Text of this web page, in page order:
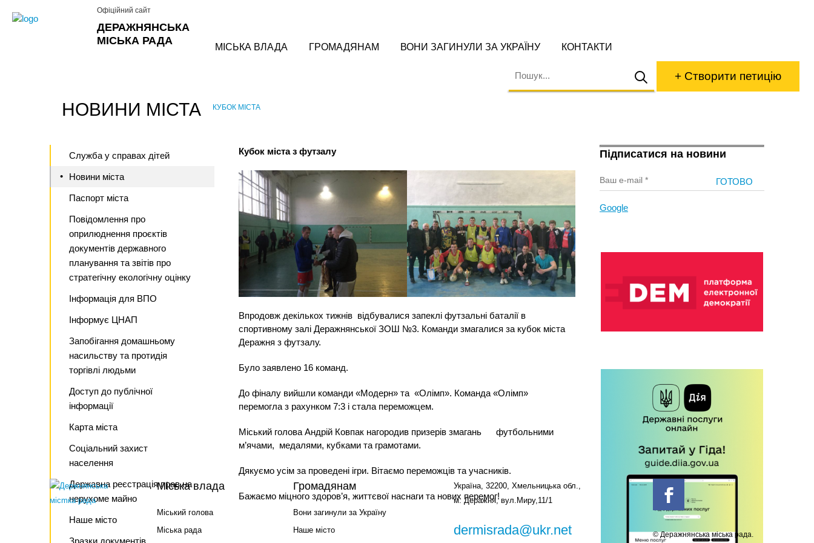
ДЕРАЖНЯНСЬКА
МІСЬКА РАДА
Офіційний сайт
МІСЬКА ВЛАДА ГРОМАДЯНАМ ВОНИ ЗАГИНУЛИ ЗА УКРАЇНУ КОНТАКТИ
+ Створити петицію
НОВИНИ МІСТА КУБОК МІСТА
Служба у справах дітей
Новини міста
Паспорт міста
Повідомлення про
оприлюднення проєктів
документів державного
планування та звітів про
стратегічну екологічну оцінку
Інформація для ВПО
Інформує ЦНАП
Запобігання домашньому
насильству та протидія
торгівлі людьми
Доступ до публічної
інформації
Карта міста
Соціальний захист
населення
Державна реєстрація прав на
нерухоме майно
Наше місто
Зразки документів
Підписатися на новини
Google
Кубок міста з футзалу
Впродовж декількох тижнів відбувалися запеклі футзальні баталії в
спортивному залі Деражнянської ЗОШ №3. Команди змагалися за кубок міста
Деражня з футзалу.
Було заявлено 16 команд.
До фіналу вийшли команди «Модерн» та «Олімп». Команда «Олімп»
перемогла з рахунком 7:3 і стала переможцем.
Міський голова Андрій Ковпак нагородив призерів змагань
футбольними
м’ячами, медалями, кубками та грамотами.
Дякуємо усім за проведені ігри. Вітаємо переможців та учасників.
Бажаємо міцного здоров’я, життєвої наснаги та нових перемог!
Міська влада
Міський голова
Міська рада
Громадянам
Вони загинули за Україну
Наше місто
Україна, 32200, Хмельницька обл.,
м. Деражня, вул.Миру,11/1
dermisrada@ukr.net
© Деражнянська міська рада.